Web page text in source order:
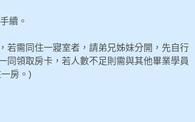
續。
若需同住一寢室者，請弟兄姊妹分開，先自行
同領取房卡，若人數不足則需與其他畢業學員
房。)